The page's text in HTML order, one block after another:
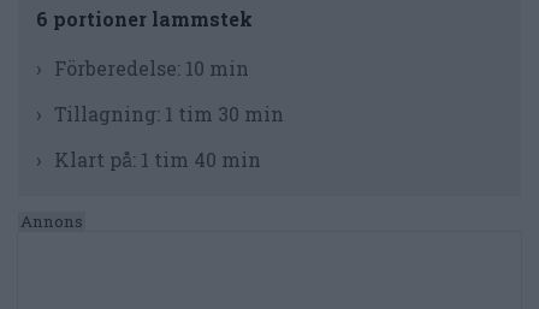
6 portioner lammstek
Förberedelse: 10 min
Tillagning: 1 tim 30 min
Klart på: 1 tim 40 min